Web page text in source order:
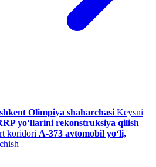
Olimpiya shaharchasi Keysni
yo‘llarini rekonstruksiya qilish
koridori A-373 avtomobil yo‘li,